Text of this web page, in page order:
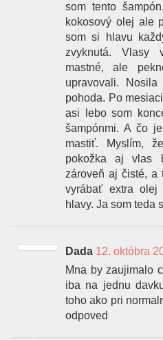
som tento
kokosový olej ale
som si hlavu
zvyknutá. Vlasy
mastné, ale
upravovali.
pohoda. Po
asi lebo som
šampónmi. A čo
mastiť. Myslím,
pokožka aj vlas
zároveň aj čisté, a
vyrábať extra olej
hlavy. Ja som teda
Dada 12. októbra
Mna by zaujimalo
iba na jednu
toho ako pri
odpoved